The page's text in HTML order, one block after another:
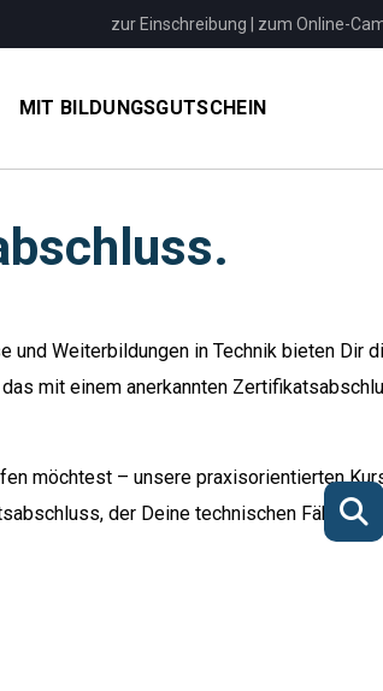
zur Einschreibung zum Online-
MIT BILDUNGSGUTSCHEIN
und Weiterbildungen in Technik bieten Dir
mit einem anerkannten
möchtest – unsere praxisorientierten
der Deine technischen